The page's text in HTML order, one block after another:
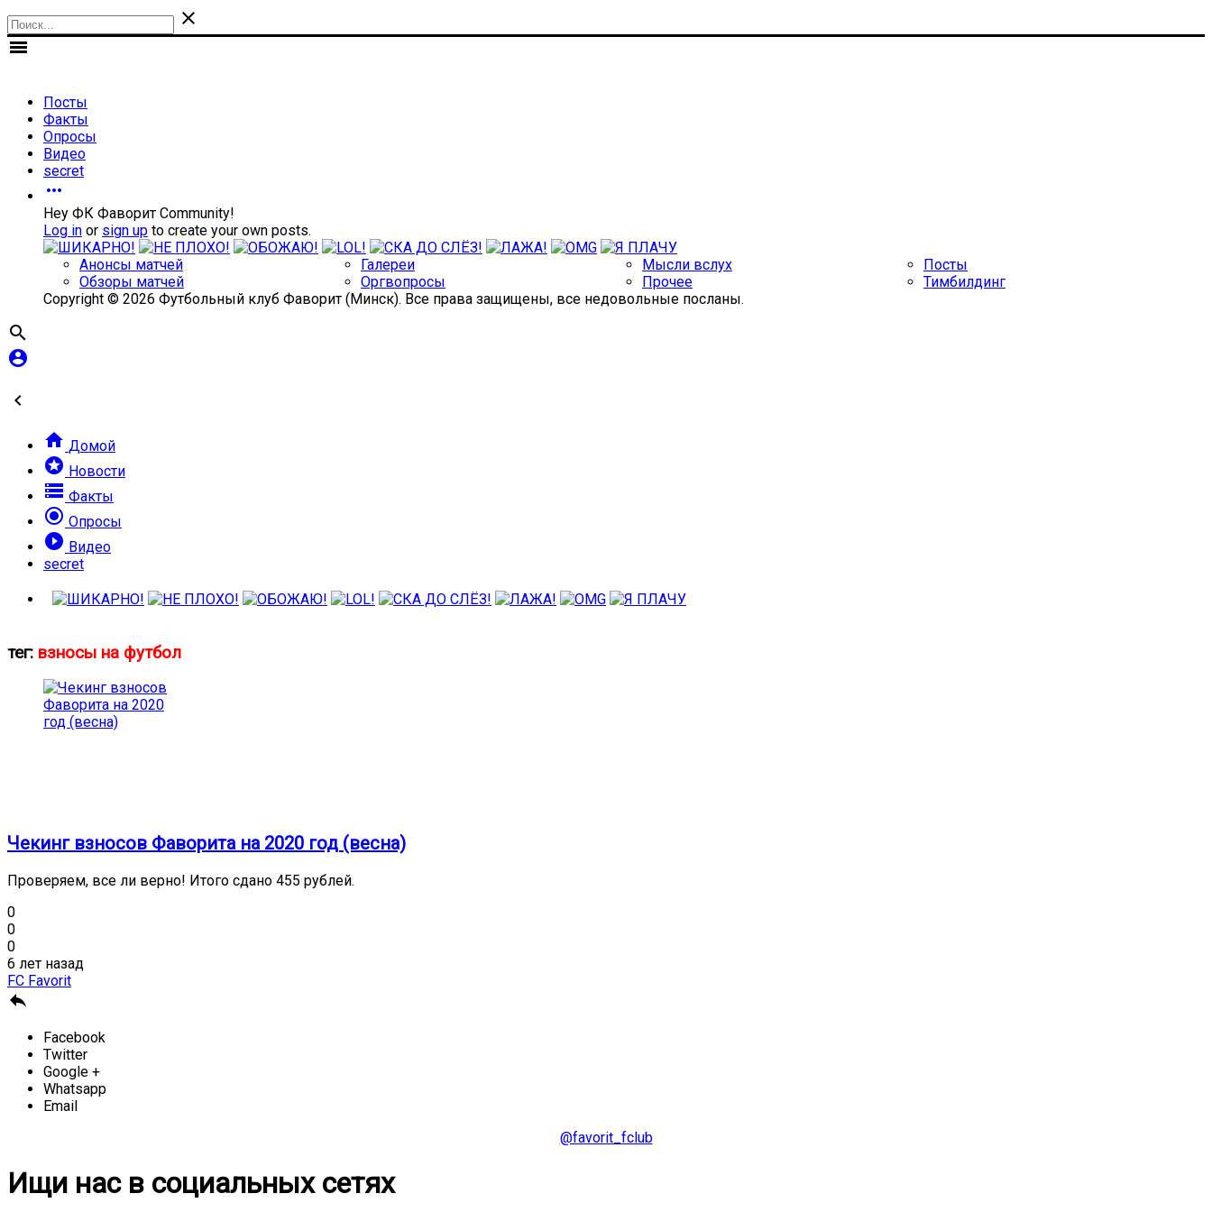

menu
Посты
Факты
Опросы
Видео
secret

Hey ФК Фаворит Community!
Log in or sign up to create your own posts.
Анонсы матчей
Галереи Мысли вслух
Посты
Обзоры матчей
Оргвопросы Прочее
Тимбилдинг
Copyright © 2026 Футбольный клуб Фаворит (Минск). Все права защищены, все недовольные посланы.



 Домой
stars Новости
 Факты
 Опросы
 Видео
secret
тег: взносы на футбол
Чекинг взносов Фаворита на 2020 год (весна)
Проверяем, все ли верно! Итого сдано 455 рублей.
0
0
0
6 лет назад
FC Favorit

Facebook
Twitter
Google +
Whatsapp
Email
@favorit_fclub
Ищи нас в социальных сетях